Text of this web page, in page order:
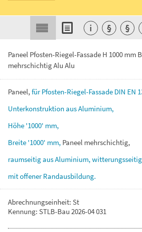
Paneel Pfosten-Riegel-Fassade H 1000 mm
mehrschichtig Alu Alu
Paneel, fürPfosten-Riegel-Fassade DIN EN
Unterkonstruktion ausAluminium,
Höhe '1000' mm,
Breite '1000' mm, Paneel mehrschichtig,
raumseitigausAluminium, witterungsseitig
mitoffenerRandausbildung.
Abrechnungseinheit: St
Kennung: STLB-Bau 2026-04 031
i § §